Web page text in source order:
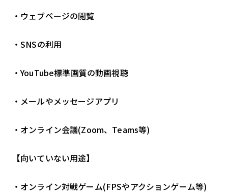
・ウェブページの閲覧
・SNSの利用
・YouTube標準画質の動画視聴
・メールやメッセージアプリ
・オンライン会議(Zoom、Teams等)
【向いていない用途】
・オンライン対戦ゲーム(FPSやアクションゲーム等)